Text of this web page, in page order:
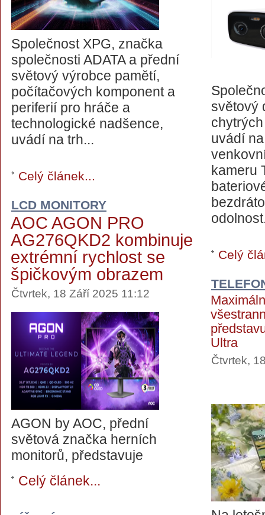
Společnost XPG, značka
společnosti ADATA a přední
světový výrobce pamětí,
počítačových komponent a
periferií pro hráče a
technologické nadšence,
uvádí na trh...
Celý článek...
LCD MONITORY
AOC AGON PRO
AG276QKD2 kombinuje
extrémní rychlost se
špičkovým obrazem
Čtvrtek, 18 Září 2025 11:12
AGON by AOC, přední
světová značka herních
monitorů, představuje
Celý článek...
světový
uvádí
kameru
Celý
Ultra
Čtvrtek,